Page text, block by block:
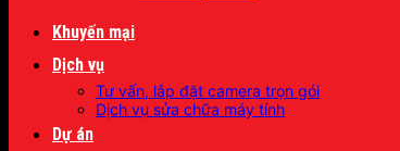
Khuyến mại
Dịch vụ
Tư vấn, lắp đặt camera trọn gói
Dịch vụ sửa chữa máy tính
Dự án